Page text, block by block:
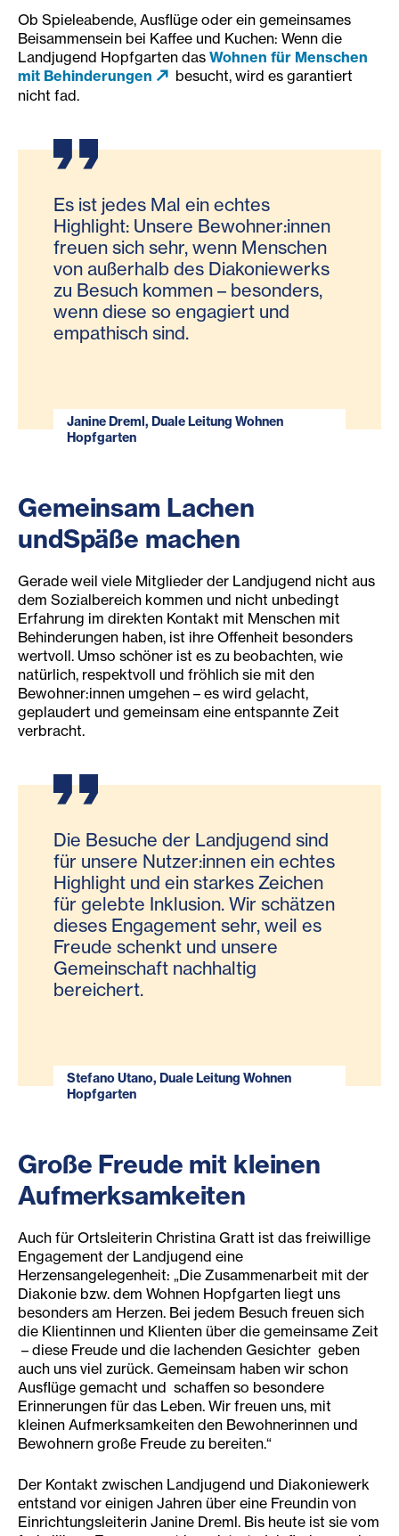
Ob Spieleabende, Ausflüge oder ein gemeinsames
Beisammensein bei Kaffee und Kuchen: Wenn die
Landjugend Hopfgarten das Wohnen für Menschen
mit Behinderungen
besucht, wird es garantiert
nicht fad.
Es ist jedes Mal ein echtes
Highlight: Unsere Bewohner:innen
freuen sich sehr, wenn Menschen
von außerhalb des Diakoniewerks
zu Besuch kommen – besonders,
wenn diese so engagiert und
empathisch sind.
Janine Dreml, Duale Leitung Wohnen
Hopfgarten
Gemeinsam Lachen
undSpäße machen
Gerade weil viele Mitglieder der Landjugend nicht aus
dem Sozialbereich kommen und nicht unbedingt
Erfahrung im direkten Kontakt mit Menschen mit
Behinderungen haben, ist ihre Offenheit besonders
wertvoll. Umso schöner ist es zu beobachten, wie
natürlich, respektvoll und fröhlich sie mit den
Bewohner:innen umgehen – es wird gelacht,
geplaudert und gemeinsam eine entspannte Zeit
verbracht.
Die Besuche der Landjugend sind
für unsere Nutzer:innen ein echtes
Highlight und ein starkes Zeichen
für gelebte Inklusion. Wir schätzen
dieses Engagement sehr, weil es
Freude schenkt und unsere
Gemeinschaft nachhaltig
bereichert.
Stefano Utano, Duale Leitung Wohnen
Hopfgarten
Große Freude mit kleinen
Aufmerksamkeiten
Auch für Ortsleiterin Christina Gratt ist das freiwillige
Engagement der Landjugend eine
Herzensangelegenheit: „Die Zusammenarbeit mit der
Diakonie bzw. dem Wohnen Hopfgarten liegt uns
besonders am Herzen. Bei jedem Besuch freuen sich
die Klientinnen und Klienten über die gemeinsame Zeit
– diese Freude und die lachenden Gesichter geben
auch uns viel zurück. Gemeinsam haben wir schon
Ausflüge gemacht und schaffen so besondere
Erinnerungen für das Leben. Wir freuen uns, mit
kleinen Aufmerksamkeiten den Bewohnerinnen und
Bewohnern große Freude zu bereiten.“
Der Kontakt zwischen Landjugend und Diakoniewerk
entstand vor einigen Jahren über eine Freundin von
Einrichtungsleiterin Janine Dreml. Bis heute ist sie vom